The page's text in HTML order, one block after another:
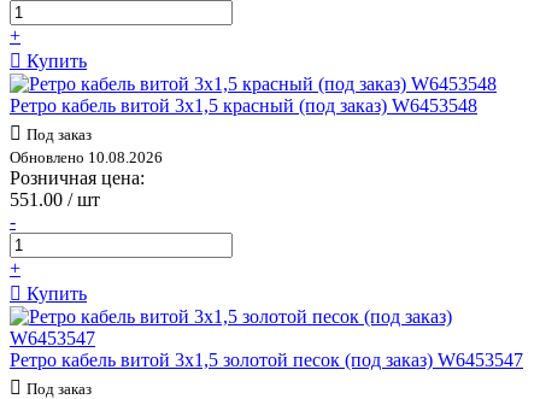
+
Купить
Ретро кабель витой 3х1,5 красный (под заказ) W6453548
Под заказ
Обновлено 10.08.2026
Розничная цена:
551.00 / шт
-
+
Купить
Ретро кабель витой 3х1,5 золотой песок (под заказ) W6453547
Под заказ